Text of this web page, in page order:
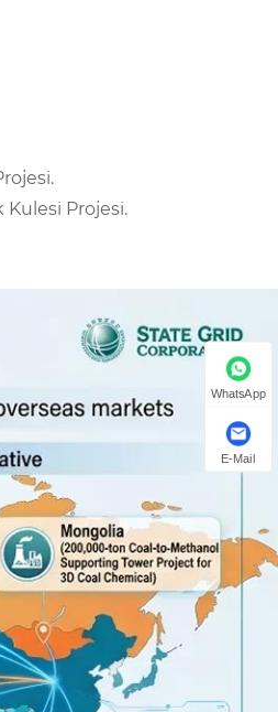
Projesi.
WhatsApp
E-Mail